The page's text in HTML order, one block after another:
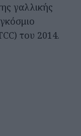
γαλλικής
του 2014.